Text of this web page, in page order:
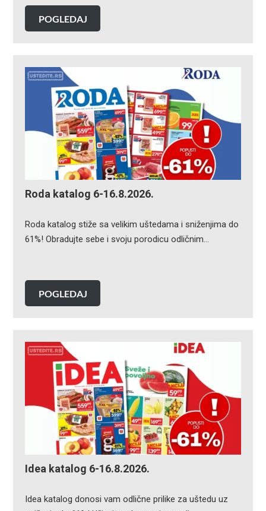
POGLEDAJ
Roda katalog 6-16.8.2026.
Roda katalog stiže sa velikim uštedama i sniženjima do
61%! Obradujte sebe i svoju porodicu odličnim…
POGLEDAJ
Idea katalog 6-16.8.2026.
Idea katalog donosi vam odlične prilike za uštedu uz